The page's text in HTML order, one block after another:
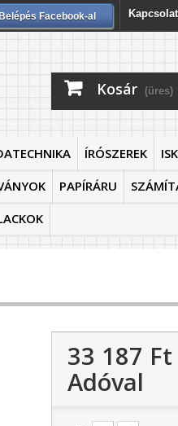
Kapcsolat
Facebook-al
Kosár (üres)
ÍRÓSZEREK
PAPÍRÁRU
33 187 Ft‎
Adóval